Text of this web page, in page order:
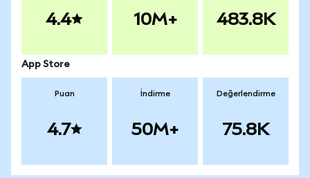
4.4 10M+ 483.8K
App Store
Puan
4.7
İndirme
50M+
Değerlendirme
75.8K